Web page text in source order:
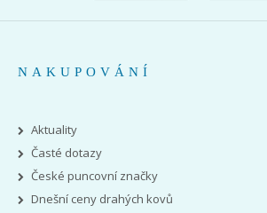
NAKUPOVÁNÍ
Aktuality
Časté dotazy
České puncovní značky
Dnešní ceny drahých kovů